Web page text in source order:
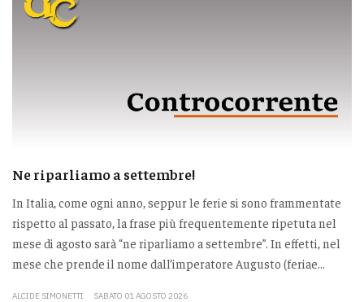
Ne riparliamo a settembre!
In Italia, come ogni anno, seppur le ferie si sono frammentate
rispetto al passato, la frase più frequentemente ripetuta nel
mese di agosto sarà “ne riparliamo a settembre”. In effetti, nel
mese che prende il nome dall’imperatore Augusto (feriae...
ALCIDE SIMONETTI SABATO 01 AGOSTO 2026